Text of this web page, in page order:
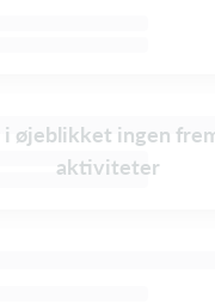
i øjeblikket ingen
aktiviteter